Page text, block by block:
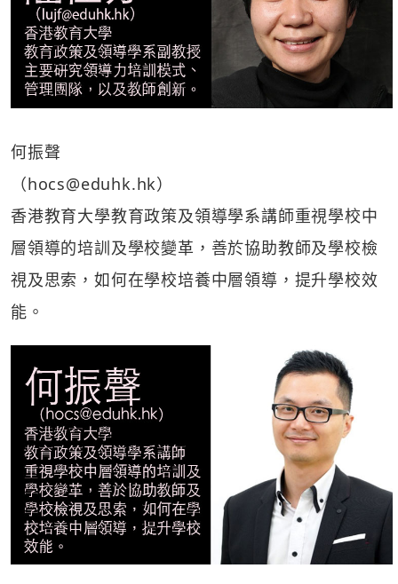
何振聲
（hocs@eduhk.hk）
香港教育大學教育政策及領導學系講師重視學校中
層領導的培訓及學校變革，善於協助教師及學校檢
視及思索，如何在學校培養中層領導，提升學校效
能。